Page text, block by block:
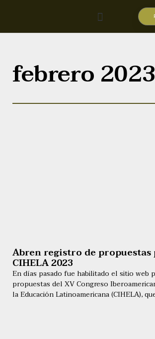
febrero 2023
Abren registro de propuestas
CIHELA 2023
En días pasado fue habilitado el sitio web
propuestas del XV Congreso
la Educación Latinoamericana (CIHELA),